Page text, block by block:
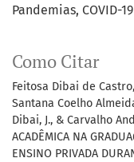
Pandemias COVID-19
Como Citar
Feitosa Dibai de
Santana Coelho
Dibai, J., & Carvalho
ACADÊMICA NA
ENSINO PRIVADA